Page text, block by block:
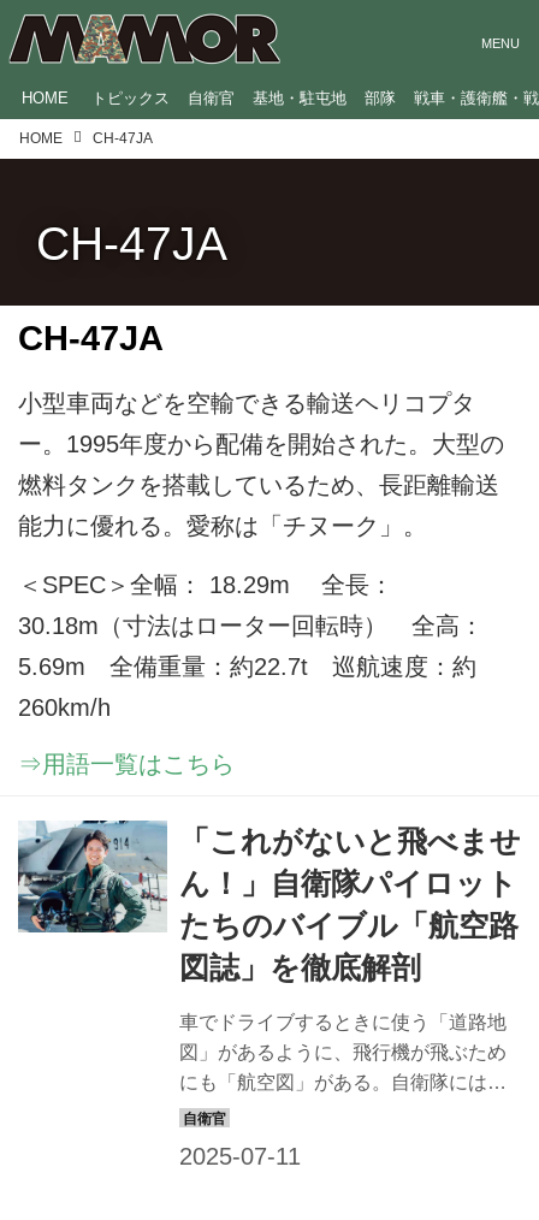
HOME トピックス 自衛官 基地・駐屯地 部隊 戦車・護衛艦・
HOME CH‐47JA
CH‐47JA
CH‐47JA
小型車両などを空輸できる輸送ヘリコプタ
ー。1995年度から配備を開始された。大型の
燃料タンクを搭載しているため、長距離輸送
能力に優れる。愛称は「チヌーク」。
＜SPEC＞全幅： 18.29m 全長：
30.18m（寸法はローター回転時） 全高：
5.69m 全備重量：約22.7t 巡航速度：約
260km/h
⇒用語一覧はこちら
「これがないと飛べませ
ん！」自衛隊パイロット
たちのバイブル「航空路
図誌」を徹底解剖
車でドライブするときに使う「道路地
図」があるように、飛行機が飛ぶため
にも「航空図」がある。自衛隊にはこ
の航空図を作成する専門の部隊があ